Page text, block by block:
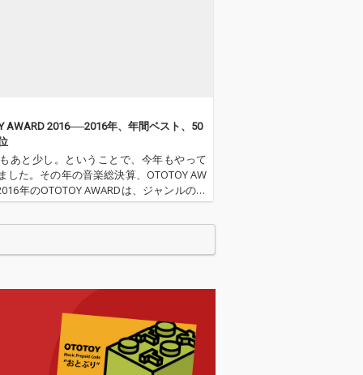
AWARD 2016──2016年、年間ベスト、50
あと少し。ということで、今年もやって
した。その年の音楽総決算、OTOTOY AW
年のOTOTOY AWARDは、ジャンルの垣
抜いて、総合チャートとして、アルバ